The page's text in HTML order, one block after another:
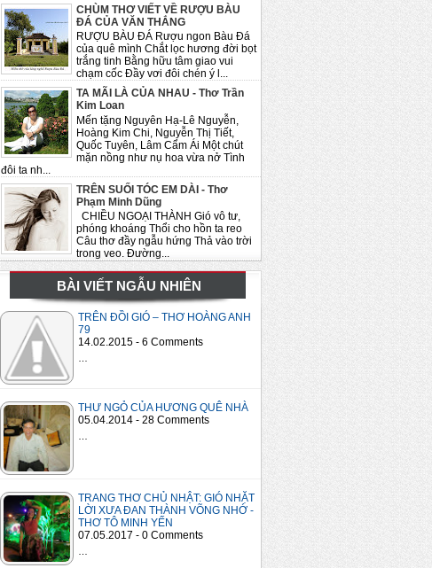
CHÙM THƠ VIẾT VỀ RƯỢU BÀU
ĐÁ CỦA VĂN THẮNG
RƯỢU BÀU ĐÁ Rượu ngon Bàu Đá
của quê mình Chắt lọc hương đời bọt
trắng tinh Bằng hữu tâm giao vui
chạm cốc Đầy vơi đôi chén ý l...
TA MÃI LÀ CỦA NHAU - Thơ Trần
Kim Loan
Mến tặng Nguyên Hạ-Lê Nguyễn,
Hoàng Kim Chi, Nguyễn Thị Tiết,
Quốc Tuyên, Lâm Cẩm Ái Một chút
mặn nồng như nụ hoa vừa nở Tình
đôi ta nh...
TRÊN SUỐI TÓC EM DÀI - Thơ
Phạm Minh Dũng
CHIỀU NGOẠI THÀNH Gió vô tư,
phóng khoáng Thổi cho hồn ta reo
Câu thơ đầy ngẫu hứng Thả vào trời
trong veo. Đường...
BÀI VIẾT NGẪU NHIÊN
TRÊN ĐỒI GIÓ – THƠ HOÀNG ANH
79
14.02.2015 - 6 Comments
THƯ NGỎ CỦA HƯƠNG QUÊ NHÀ
05.04.2014 - 28 Comments
TRANG THƠ CHỦ NHẬT: GIÓ NHẶT
LỜI XƯA ĐAN THÀNH VÕNG NHỚ -
THƠ TÔ MINH YẾN
07.05.2017 - 0 Comments